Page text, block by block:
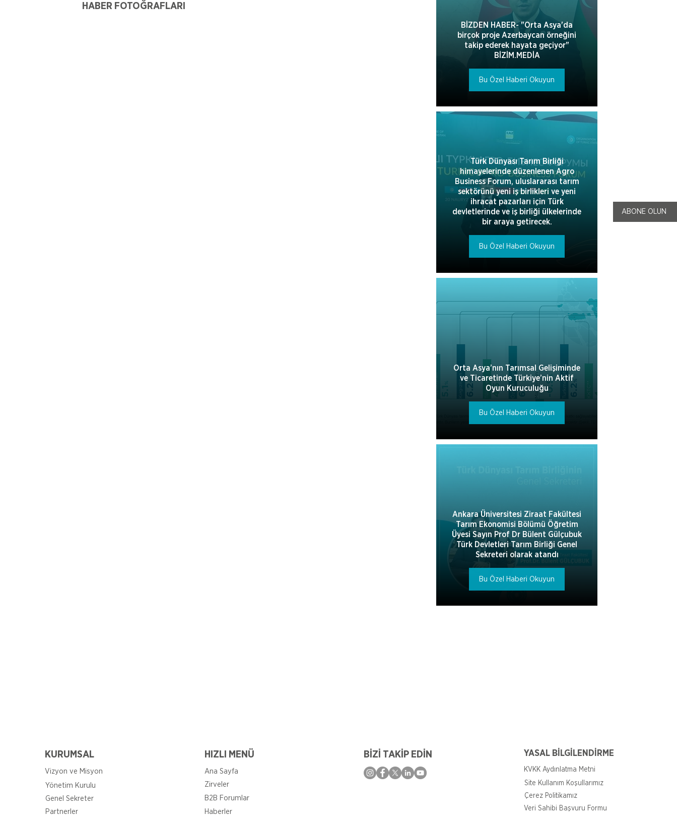
ABONE OLUN
HABER FOTOĞRAFLARI
BİZDEN HABER- "Orta Asya'da
birçok proje Azerbaycan örneğini
takip ederek hayata geçiyor"
BİZİM.MEDİA
Bu Özel Haberi Okuyun
Türk Dünyası Tarım Birliği
himayelerinde düzenlenen Agro
Business Forum, uluslararası tarım
sektörünü yeni iş birlikleri ve yeni
ihracat pazarları için Türk
devletlerinde ve iş birliği ülkelerinde
bir araya getirecek.
Bu Özel Haberi Okuyun
Orta Asya’nın Tarımsal Gelişiminde
ve Ticaretinde Türkiye’nin Aktif
Oyun Kuruculuğu
Bu Özel Haberi Okuyun
Ankara Üniversitesi Ziraat Fakültesi
Tarım Ekonomisi Bölümü Öğretim
Üyesi Sayın Prof Dr Bülent Gülçubuk
Türk Devletleri Tarım Birliği Genel
Sekreteri olarak atandı
Bu Özel Haberi Okuyun
KURUMSAL
Vizyon ve Misyon
Yönetim Kurulu
Genel Sekreter
Partnerler
HIZLI MENÜ
Ana Sayfa
Zirveler
B2B Forumlar
Haberler
BİZİ TAKİP EDİN YASAL BİLGİLENDİRME
KVKK Aydınlatma Metni
Site Kullanım Koşullarımız
Çerez Politikamız
Veri Sahibi Başvuru Formu